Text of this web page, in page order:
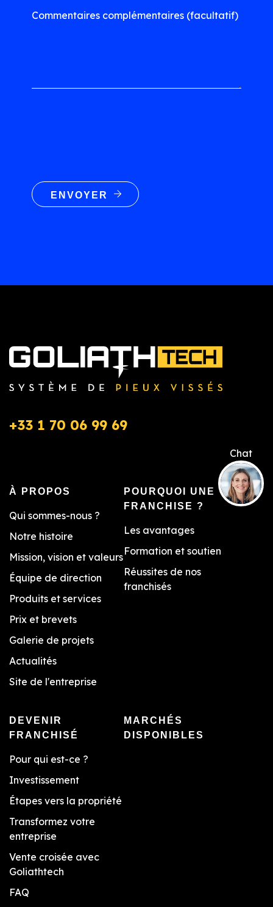
Commentaires complémentaires (facultatif)
ENVOYER
+33 1 70 06 99 69
À PROPOS
Qui sommes-nous ?
Notre histoire
Mission, vision et valeurs
Équipe de direction
Produits et services
Prix et brevets
Galerie de projets
Actualités
Site de l'entreprise
POURQUOI UNE
FRANCHISE ?
Les avantages
Formation et soutien
Réussites de nos
franchisés
DEVENIR
FRANCHISÉ
Pour qui est-ce ?
Investissement
Étapes vers la propriété
Transformez votre
entreprise
Vente croisée avec
Goliathtech
FAQ
MARCHÉS
DISPONIBLES